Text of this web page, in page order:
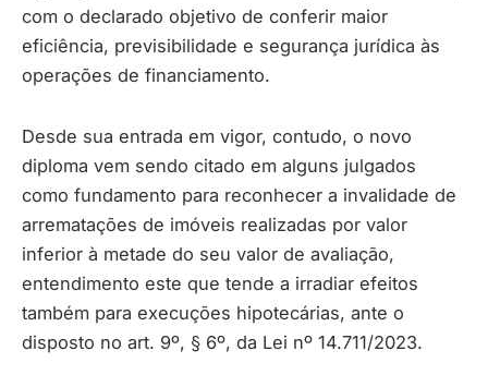
com o declarado objetivo de conferir maior
eficiência, previsibilidade e segurança jurídica às
operações de financiamento.
Desde sua entrada em vigor, contudo, o novo
diploma vem sendo citado em alguns julgados
como fundamento para reconhecer a invalidade de
arrematações de imóveis realizadas por valor
inferior à metade do seu valor de avaliação,
entendimento este que tende a irradiar efeitos
também para execuções hipotecárias, ante o
disposto no art. 9º, § 6º, da Lei nº 14.711/2023.